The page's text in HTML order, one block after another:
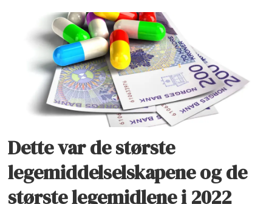
Dette var de største
legemiddelselskapene og de
største legemidlene i 2022